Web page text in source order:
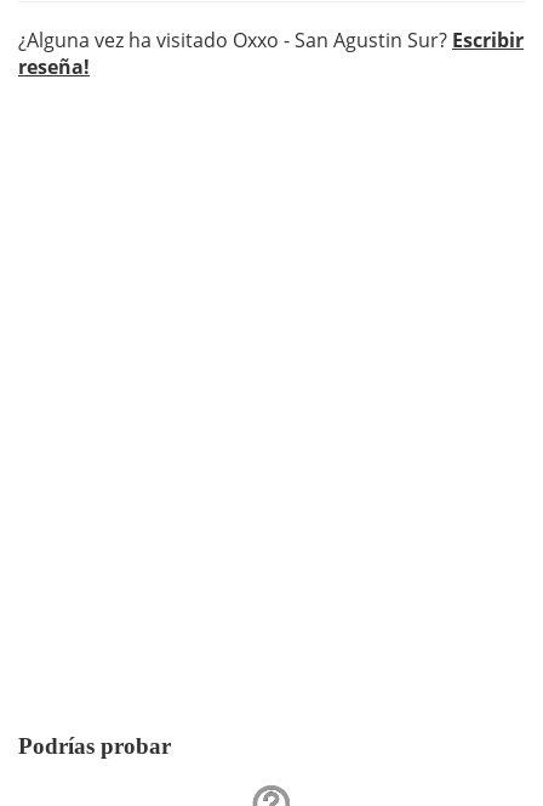
¿Alguna vez ha visitado Oxxo - San Agustin Sur? Escribir
reseña!
Podrías probar